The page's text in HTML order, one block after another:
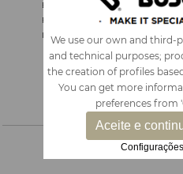
We use our own and third-
and technical purposes;
the creation of profiles
You can get more
preferences from
Aceite e
ENGLISH
FRANÇAIS
ITALIANO
ACESSÓRIOS E